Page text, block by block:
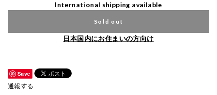
International shipping available
Sold out
日本国内にお住まいの方向け
Save
通報する